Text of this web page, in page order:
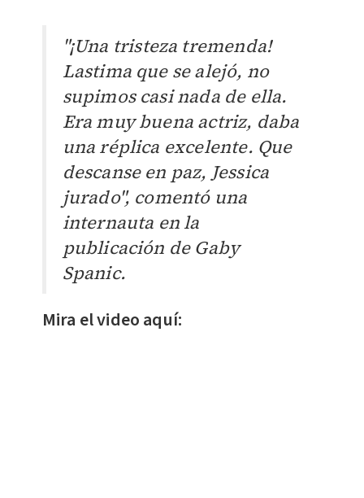
"¡Una tristeza tremenda!
Lastima que se alejó, no
supimos casi nada de ella.
Era muy buena actriz, daba
una réplica excelente. Que
descanse en paz, Jessica
jurado", comentó una
internauta en la
publicación de Gaby
Spanic.
Mira el video aquí: